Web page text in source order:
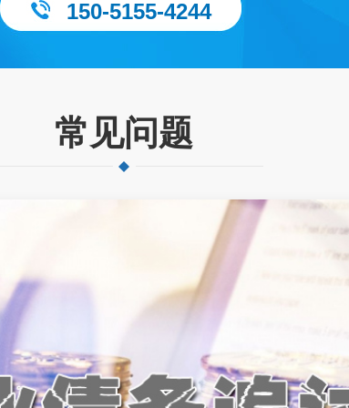
150-5155-4244
常见问题